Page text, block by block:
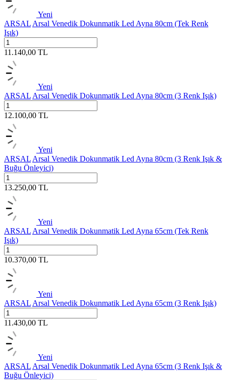
Yeni
ARSAL Arsal Venedik Dokunmatik Led Ayna 80cm (Tek Renk
Işık)
11.140,00 TL
Yeni
ARSAL Arsal Venedik Dokunmatik Led Ayna 80cm (3 Renk Işık)
12.100,00 TL
Yeni
ARSAL Arsal Venedik Dokunmatik Led Ayna 80cm (3 Renk Işık &
Buğu Önleyici)
13.250,00 TL
Yeni
ARSAL Arsal Venedik Dokunmatik Led Ayna 65cm (Tek Renk
Işık)
10.370,00 TL
Yeni
ARSAL Arsal Venedik Dokunmatik Led Ayna 65cm (3 Renk Işık)
11.430,00 TL
Yeni
ARSAL Arsal Venedik Dokunmatik Led Ayna 65cm (3 Renk Işık &
Buğu Önleyici)